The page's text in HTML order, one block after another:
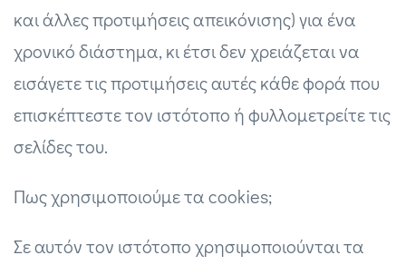
και άλλες προτιμήσεις απεικόνισης) για ένα
χρονικό διάστημα, κι έτσι δεν χρειάζεται να
εισάγετε τις προτιμήσεις αυτές κάθε φορά που
επισκέπτεστε τον ιστότοπο ή φυλλομετρείτε τις
σελίδες του.
Πως χρησιμοποιούμε τα cookies;
Σε αυτόν τον ιστότοπο χρησιμοποιούνται τα